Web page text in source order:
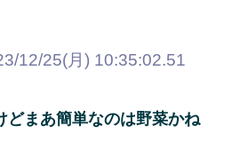
12/25(月) 10:35:02.51
どまあ簡単なのは野菜かね